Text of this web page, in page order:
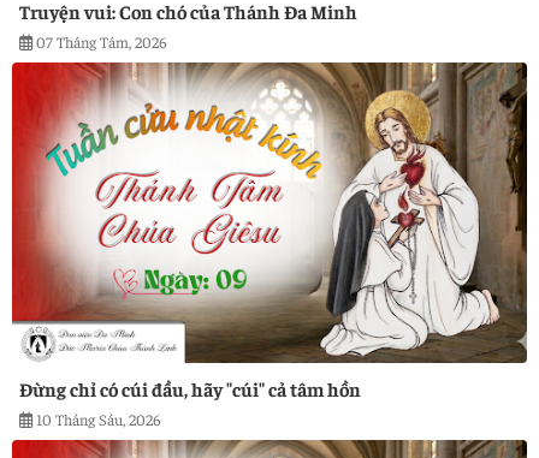
Truyện vui: Con chó của Thánh Đa Minh
07 Tháng Tám, 2026
Đừng chỉ có cúi đầu, hãy "cúi" cả tâm hồn
10 Tháng Sáu, 2026